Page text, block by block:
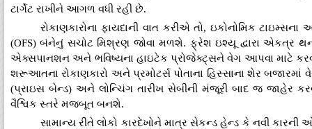
ટાર્ગેટ રાખીને આગળ વધી રહી છે.
રોકાણકારોના ફાયદાની વાત કરીએ તો, ઇકોનોમિક
(OFS) બંનેનું સચોટ મિશ્રણ જોવા મળશે. ફ્રેશ ઇશ્યૂ દ્વારા એકત્ર
એક્સપાનશન અને ભવિષ્યના હાઇટેક પ્રોજેક્ટ્સને વેગ આપવા માટે
શરૂઆતના રોકાણકારો અને પ્રમોટર્સ પોતાના હિસ્સાના શેર બજારમાં
(પ્રાઇસ બેન્ડ) અને લોન્ચિંગ તારીખ સેબીની મંજૂરી બાદ જ જાહેર
વૈશ્વિક સ્તરે મજબૂત બનશે.
સામાન્ય રીતે લોકો કારદેખોને માત્ર સેકન્ડ હેન્ડ કે નવી